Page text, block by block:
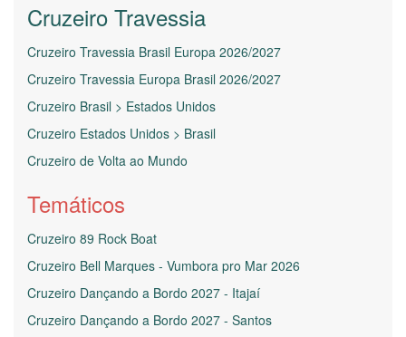
Cruzeiro Travessia
Cruzeiro Travessia Brasil Europa 2026/2027
Cruzeiro Travessia Europa Brasil 2026/2027
Cruzeiro Brasil > Estados Unidos
Cruzeiro Estados Unidos > Brasil
Cruzeiro de Volta ao Mundo
Temáticos
Cruzeiro 89 Rock Boat
Cruzeiro Bell Marques - Vumbora pro Mar 2026
Cruzeiro Dançando a Bordo 2027 - Itajaí
Cruzeiro Dançando a Bordo 2027 - Santos